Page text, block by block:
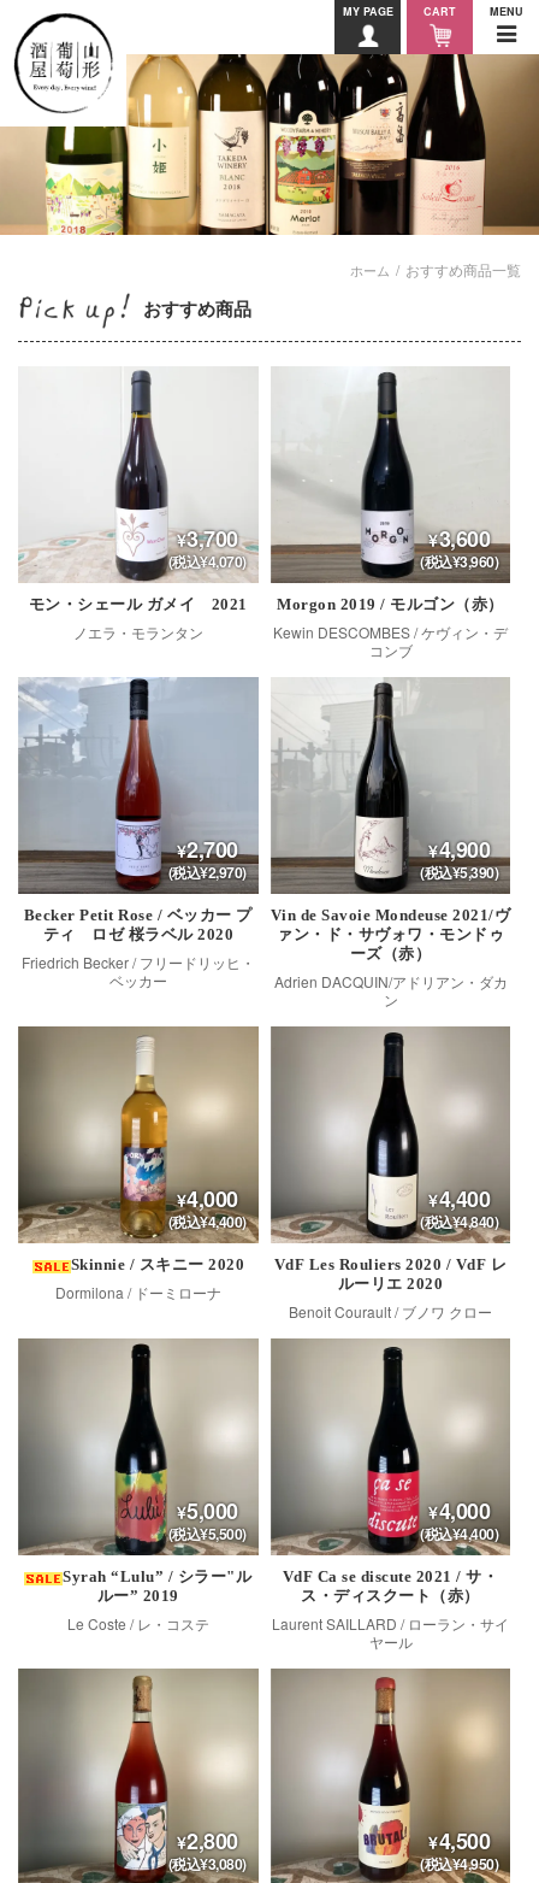
MY PAGE CART MENU
ホーム おすすめ商品一覧
おすすめ商品
3,700
(税込¥4,070)
モン・シェール ガメイ 2021
ノエラ・モランタン
3,600
(税込¥3,960)
Morgon 2019 / モルゴン（赤）
Kewin DESCOMBES / ケヴィン・デ
コンブ
2,700
(税込¥2,970)
Becker Petit Rose / ベッカー プ
ティ ロゼ 桜ラベル 2020
Friedrich Becker / フリードリッヒ・
ベッカー
4,900
(税込¥5,390)
Vin de Savoie Mondeuse 2021/ヴ
ァン・ド・サヴォワ・モンドゥ
ーズ（赤）
Adrien DACQUIN/アドリアン・ダカ
ン
4,000
(税込¥4,400)
Skinnie / スキニー 2020
Dormilona / ドーミローナ
4,400
(税込¥4,840)
VdF Les Rouliers 2020 / VdF レ
ルーリエ 2020
Benoit Courault / ブノワ クロー
5,000
(税込¥5,500)
Syrah “Lulu” / シラー"ル
ルー” 2019
Le Coste / レ・コステ
4,000
(税込¥4,400)
VdF Ca se discute 2021 / サ・
ス・ディスクート（赤）
Laurent SAILLARD / ローラン・サイ
ヤール
2,800
(税込¥3,080)
4,500
(税込¥4,950)